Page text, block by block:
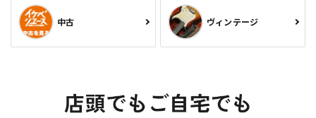
中古 ヴィンテージ